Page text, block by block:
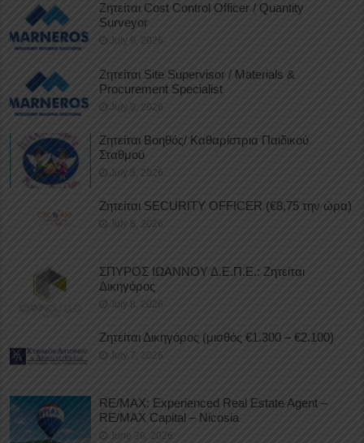
Ζητείται Cost Control Officer / Quantity
Surveyor
July 9, 2026
Ζητείται Site Supervisor / Materials &
Procurement Specialist
July 9, 2026
Ζητείται Βοηθός/ Καθαρίστρια Παιδικού
Σταθμού
July 8, 2026
Ζητείται SECURITY OFFICER (€8,75 την ώρα)
July 8, 2026
ΣΠΥΡΟΣ ΙΩΑΝΝΟΥ Δ.Ε.Π.Ε.: Ζητείται
Δικηγόρος
July 8, 2026
Ζητείται Δικηγόρος (μισθός €1.300 – €2.100)
July 7, 2026
RE/MAX: Experienced Real Estate Agent –
RE/MAX Capital – Nicosia
June 29, 2026